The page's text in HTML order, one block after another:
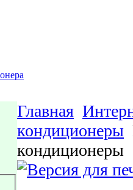
Главная
кондиционеры
кондиционеры